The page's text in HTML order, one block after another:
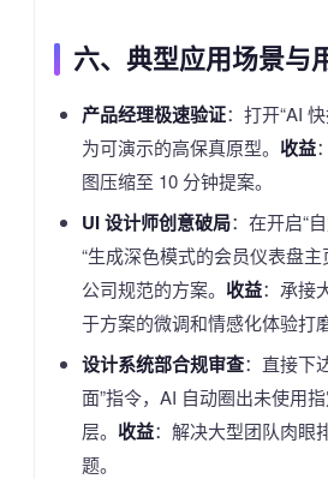
六、典型应用场景与
产品经理极速验证：打开“AI
为可演示的高保真原型。 收益
图压缩至 10 分钟提案。
UI 设计师创意破局：在开启“
“生成深色模式的会员仪表盘
公司规范的方案。 收益：承接
于方案的微调和情感化体验打
设计系统部合规审查：直接下
面”指令，AI 自动圈出未使用
层。 收益：解决大型团队肉眼
题。